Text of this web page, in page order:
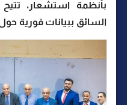
بأنظمة استشعار، تتيح
السائق ببيانات فورية